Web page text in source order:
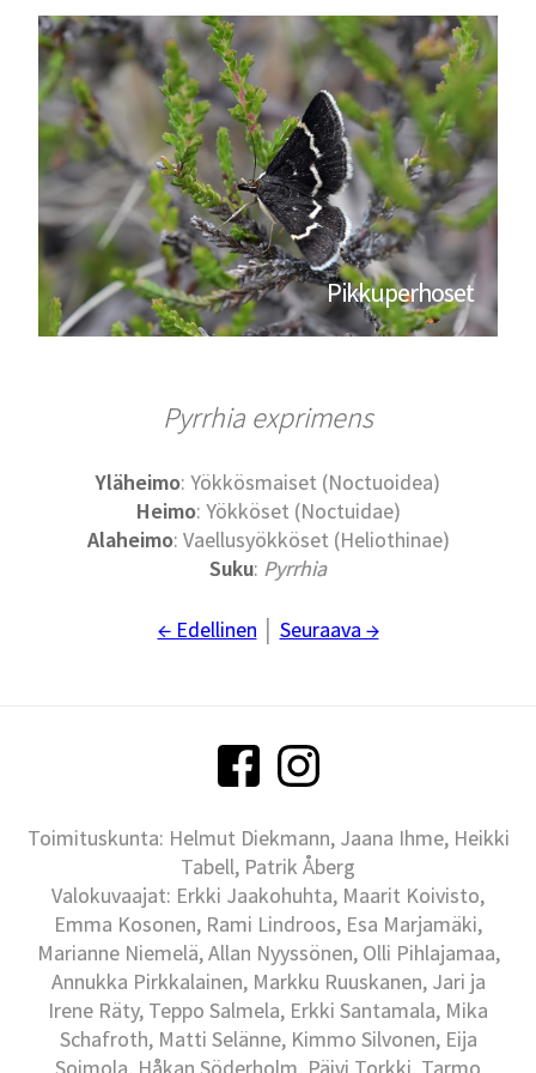
Pikkuperhoset
Pyrrhia exprimens
Yläheimo: Yökkösmaiset (Noctuoidea)
Heimo: Yökköset (Noctuidae)
Alaheimo: Vaellusyökköset (Heliothinae)
Suku: Pyrrhia
← Edellinen Seuraava →
Toimituskunta: Helmut Diekmann, Jaana Ihme, Heikki
Tabell, Patrik Åberg
Valokuvaajat: Erkki Jaakohuhta, Maarit Koivisto,
Emma Kosonen, Rami Lindroos, Esa Marjamäki,
Marianne Niemelä, Allan Nyyssönen, Olli Pihlajamaa,
Annukka Pirkkalainen, Markku Ruuskanen, Jari ja
Irene Räty, Teppo Salmela, Erkki Santamala, Mika
Schafroth, Matti Selänne, Kimmo Silvonen, Eija